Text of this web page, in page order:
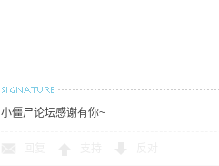
小僵尸论坛感谢有你~